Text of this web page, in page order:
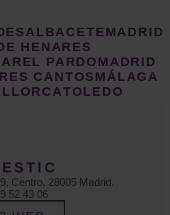
ALBACETE MADRID
HENARES
EL PARDO MADRID
CANTOSMÁLAGA
TOLEDO
Centro, 28005 Madrid.
52 43 06